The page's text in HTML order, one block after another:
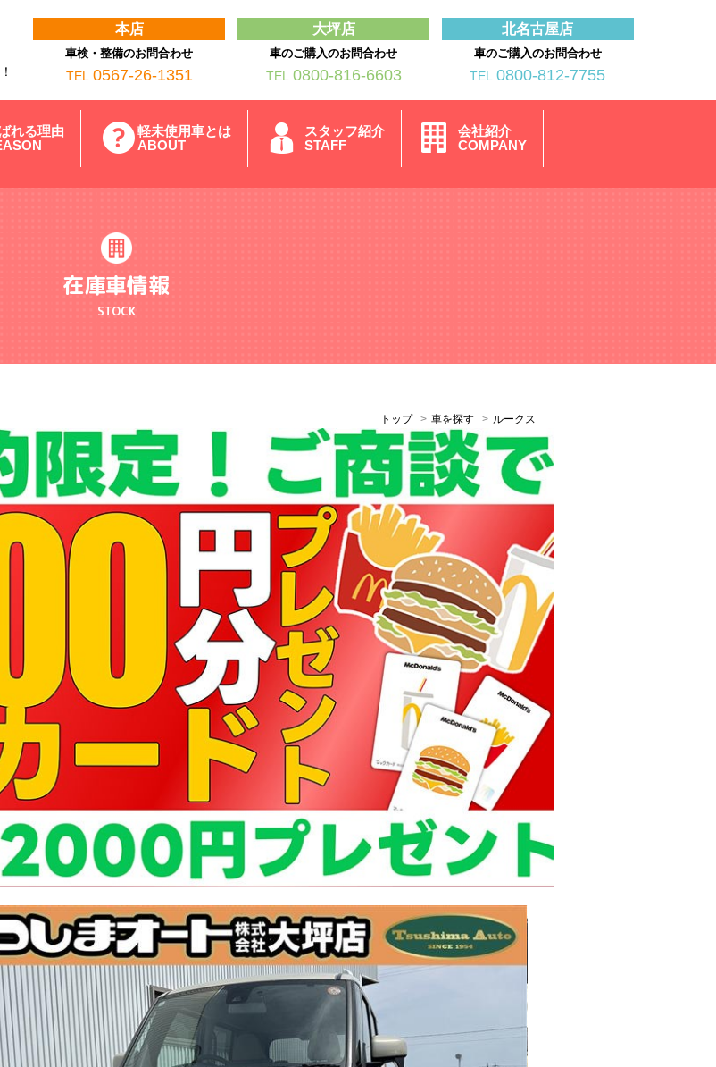
本店
車検・整備のお問合わせ
TEL. 0567-26-1351
大坪店
車のご購入のお問合わせ
TEL. 0800-816-6603
北名古屋店
車のご購入のお問合わせ
TEL.0800-812-7755
れる理由
軽未使用車とは
ABOUT
スタッフ紹介
STAFF
会社紹介
COMPANY
在庫車情報
STOCK
トップ 車を探す ルークス